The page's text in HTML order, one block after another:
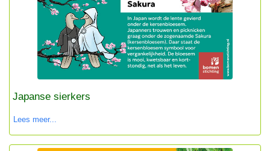
Japanse sierkers
Lees meer...